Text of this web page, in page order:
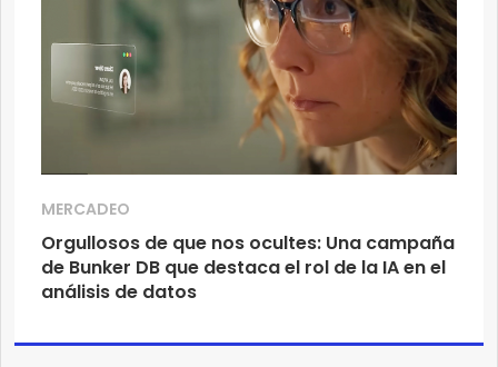
MERCADEO
Orgullosos de que nos ocultes: Una campaña
de Bunker DB que destaca el rol de la IA en el
análisis de datos